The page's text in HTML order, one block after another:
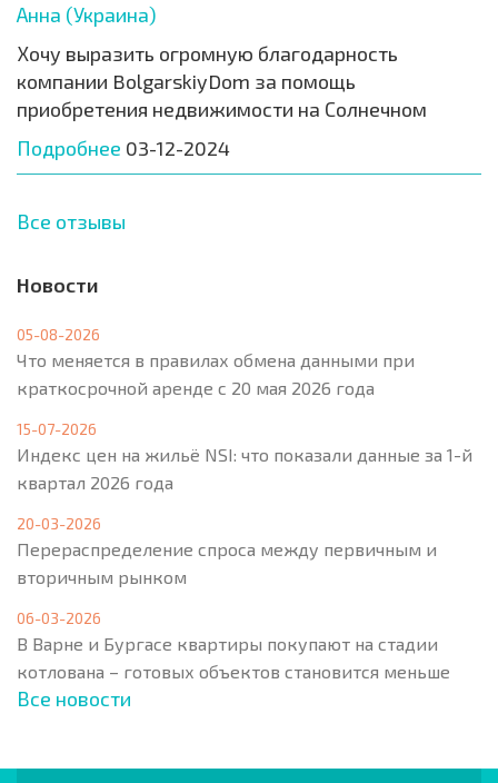
Анна (Украина)
Хочу выразить огромную благодарность
компании BolgarskiyDom за помощь
приобретения недвижимости на Солнечном
Подробнее 03-12-2024
Все отзывы
Новости
05-08-2026
Что меняется в правилах обмена данными при
краткосрочной аренде с 20 мая 2026 года
15-07-2026
Индекс цен на жильё NSI: что показали данные за 1-й
квартал 2026 года
20-03-2026
Перераспределение спроса между первичным и
вторичным рынком
06-03-2026
В Варне и Бургасе квартиры покупают на стадии
котлована – готовых объектов становится меньше
Все новости